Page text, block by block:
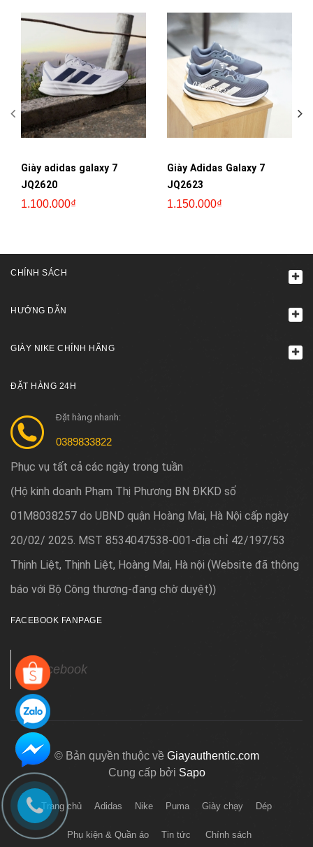
Giày adidas galaxy 7
JQ2620
1.100.000₫
Giày Adidas Galaxy 7
JQ2623
1.150.000₫
CHÍNH SÁCH
HƯỚNG DẪN
GIÀY NIKE CHÍNH HÃNG
ĐẶT HÀNG 24H
Đặt hàng nhanh:
0389833822
Phục vụ tất cả các ngày trong tuần
(Hộ kinh doanh Phạm Thị Phương BN ĐKKD số
01M8038257 do UBND quận Hoàng Mai, Hà Nội cấp ngày
20/02/ 2025. MST 8534047538-001-địa chỉ 42/197/53
Thịnh Liệt, Thịnh Liệt, Hoàng Mai, Hà nội (Website đã thông
báo với Bộ Công thương-đang chờ duyệt))
FACEBOOK FANPAGE
Facebook
© Bản quyền thuộc về Giayauthentic.com
Cung cấp bởi Sapo
Trang chủ Adidas Nike Puma Giày chạy Dép
Phụ kiện & Quần áo Tin tức Chính sách